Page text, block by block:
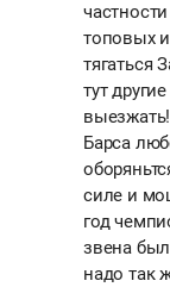
топовых
тягаться
тут
Барса
силе и
год
звена
надо так